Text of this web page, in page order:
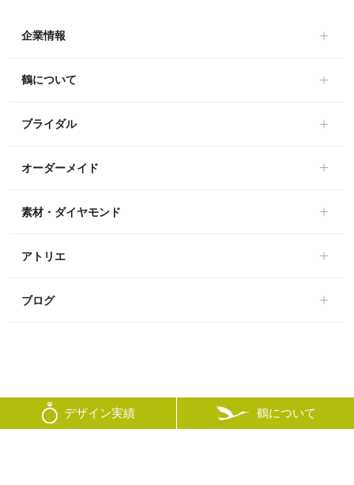
デザイン実績 鶴について
企業情報
鶴について
ブライダル
オーダーメイド
素材・ダイヤモンド
アトリエ
ブログ